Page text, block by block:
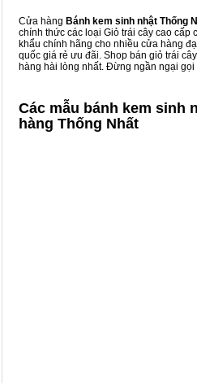
Cửa hàng Bánh kem sinh nhật Thống
chính thức các loại Giỏ trái cây cao cấp
khẩu chính hãng cho nhiều cửa hàng
quốc giá rẻ ưu đãi. Shop bán giỏ trái
hàng hài lòng nhất. Đừng ngần ngại gọi
Các mẫu bánh kem sinh
hàng Thống Nhất